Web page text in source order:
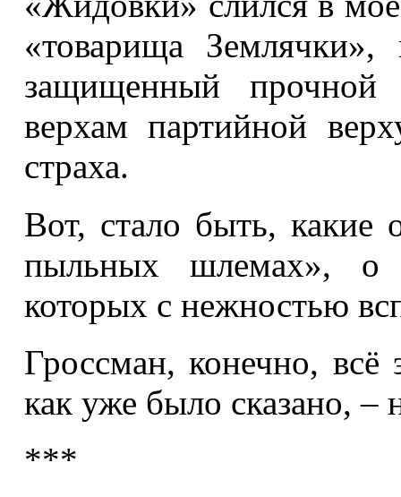
«товарища
защищенный
верхам партийной
страха.
Вот, стало быть,
пыльных шлемах», о
которых с нежностью
Гроссман, конечно,
как уже было сказано, –
***